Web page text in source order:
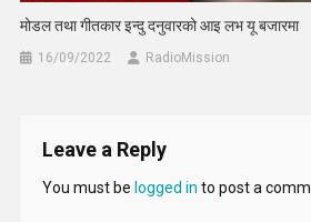
मोडल तथा गीतकार इन्दु दनुवारको आइ लभ यू बजारमा
16/09/2022 RadioMission
Leave a Reply
You must be logged in to post a